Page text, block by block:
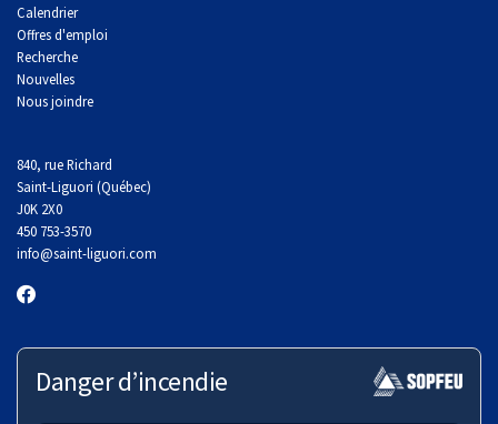
Calendrier
Offres d'emploi
Recherche
Nouvelles
Nous joindre
840, rue Richard
Saint-Liguori (Québec)
J0K 2X0
450 753-3570
info@saint-liguori.com
Danger d’incendie